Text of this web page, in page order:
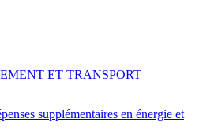
supplémentaires en énergie et
ET TRANSPORT